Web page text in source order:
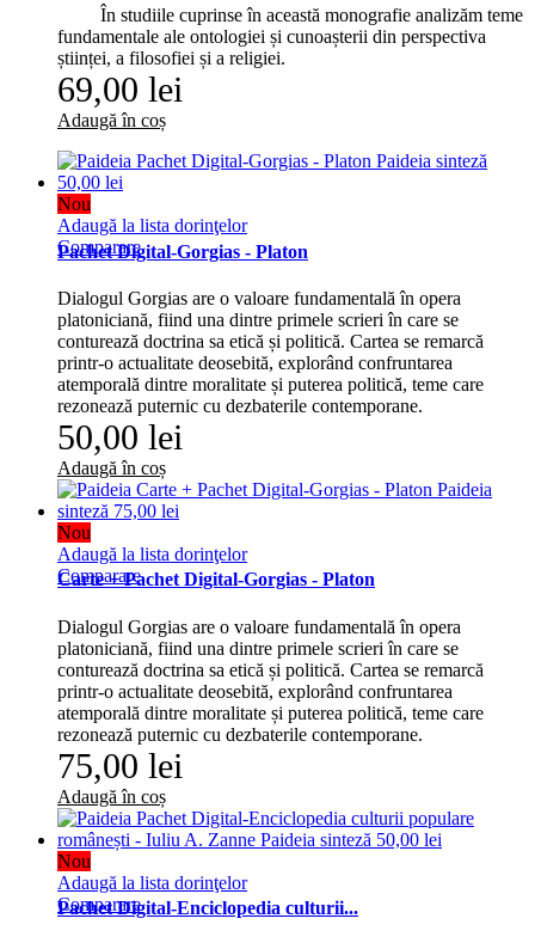
În studiile cuprinse în această monografie analizăm teme
fundamentale ale ontologiei și cunoașterii din perspectiva
științei, a filosofiei și a religiei.
69,00 lei
Adaugă în coș
Nou
Adaugă la lista dorinţelor
Comparare
Pachet Digital-Gorgias - Platon
Dialogul Gorgias are o valoare fundamentală în opera
platoniciană, fiind una dintre primele scrieri în care se
conturează doctrina sa etică și politică. Cartea se remarcă
printr-o actualitate deosebită, explorând confruntarea
atemporală dintre moralitate și puterea politică, teme care
rezonează puternic cu dezbaterile contemporane.
50,00 lei
Adaugă în coș
Nou
Adaugă la lista dorinţelor
Comparare
Carte + Pachet Digital-Gorgias - Platon
Dialogul Gorgias are o valoare fundamentală în opera
platoniciană, fiind una dintre primele scrieri în care se
conturează doctrina sa etică și politică. Cartea se remarcă
printr-o actualitate deosebită, explorând confruntarea
atemporală dintre moralitate și puterea politică, teme care
rezonează puternic cu dezbaterile contemporane.
75,00 lei
Adaugă în coș
Nou
Adaugă la lista dorinţelor
Comparare
Pachet Digital-Enciclopedia culturii...